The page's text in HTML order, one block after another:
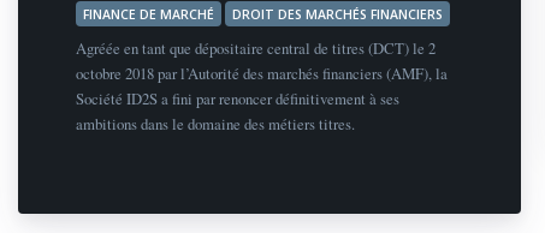
FINANCE DE MARCHÉ DROIT DES MARCHÉS FINANCIERS
Agréée en tant que dépositaire central de titres (DCT) le 2
octobre 2018 par l’Autorité des marchés financiers (AMF), la
Société ID2S a fini par renoncer définitivement à ses
ambitions dans le domaine des métiers titres.